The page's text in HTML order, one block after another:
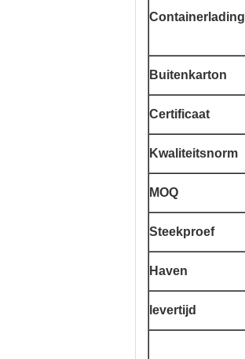
Containerlading
Buitenkarton
Certificaat
Kwaliteitsnorm
MOQ
Steekproef
Haven
levertijd